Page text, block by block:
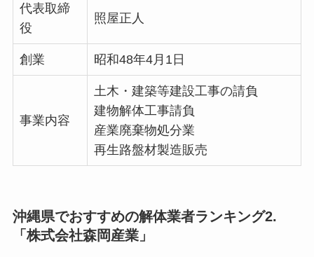
代表取締
役
照屋正人
創業 昭和48年4月1日
事業内容
土木・建築等建設工事の請負
建物解体工事請負
産業廃棄物処分業
再生路盤材製造販売
沖縄県でおすすめの解体業者ランキング2.
「株式会社森岡産業」